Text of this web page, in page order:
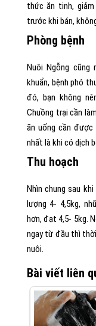
thức ăn tinh,
trước khi bán,
Phòng bệnh
Nuôi Ngỗng
khuẩn, bệnh phó
đó, bạn không
Chuồng trại cần
ăn uống cần
nhất là khi có dịch
Thu hoạch
Nhìn chung sau
lượng 4- 4,5kg,
hơn, đạt 4,5- 5kg.
ngay từ đầu thì
nuôi.
Bài viết liên